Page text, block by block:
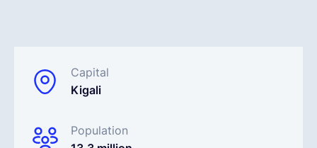
Capital
Kigali
Population
EOR & Payroll